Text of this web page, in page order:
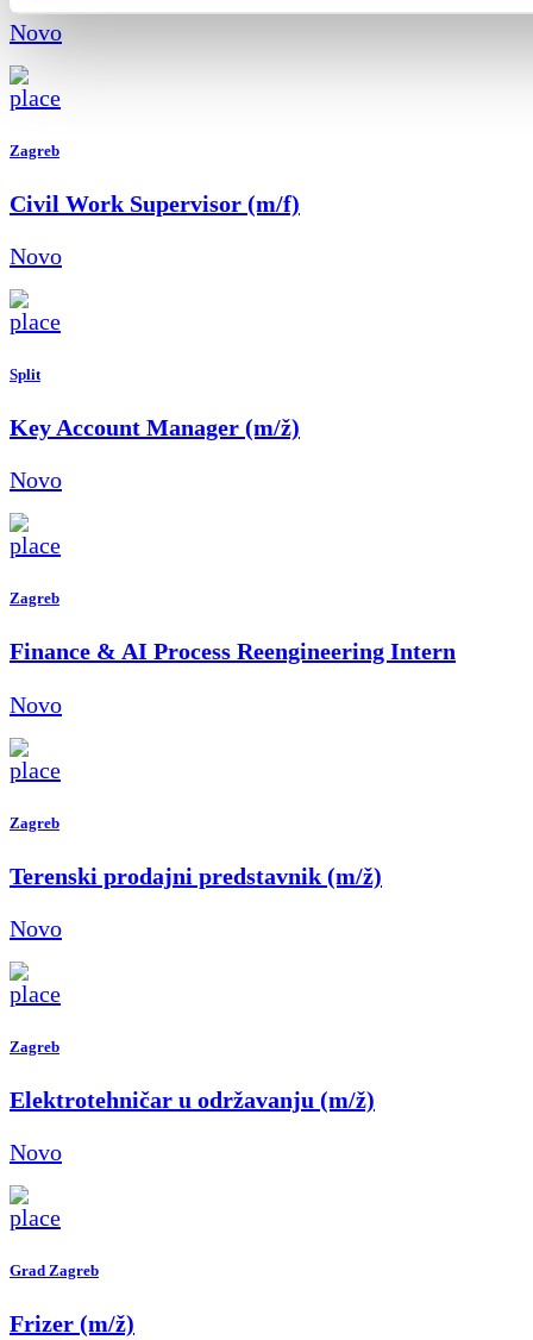
Novo
Zagreb
Civil Work Supervisor (m/f)
Novo
Split
Key Account Manager (m/ž)
Novo
Zagreb
Finance & AI Process Reengineering Intern
Novo
Zagreb
Terenski prodajni predstavnik (m/ž)
Novo
Zagreb
Elektrotehničar u održavanju (m/ž)
Novo
Grad Zagreb
Frizer (m/ž)